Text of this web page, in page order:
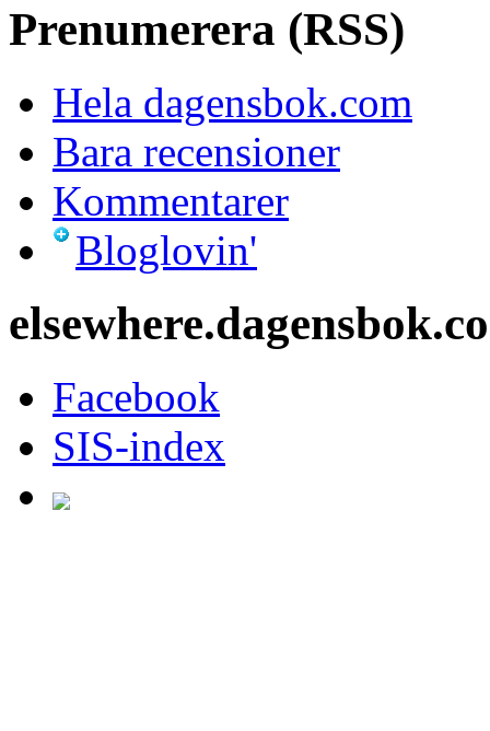
Prenumerera (RSS)
Hela dagensbok.com
Bara recensioner
Kommentarer
Bloglovin'
Facebook
SIS-index